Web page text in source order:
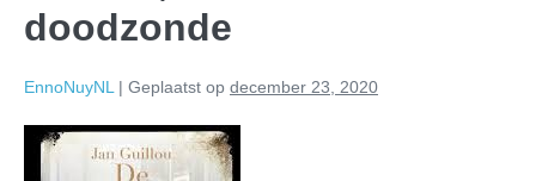
doodzonde
EnnoNuyNL | Geplaatst op december 23, 2020